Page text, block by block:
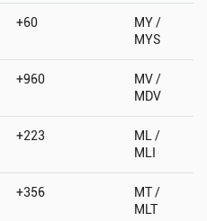
+60
MY /
MYS
+960
MV /
MDV
+223
ML /
MLI
+356
MT /
MLT